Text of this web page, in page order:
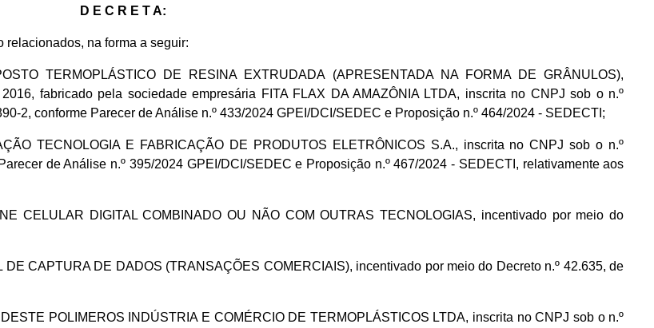
D E C R E T A:
na forma a seguir:
TERMOPLÁSTICO DE RESINA EXTRUDADA (APRESENTADA NA FORMA DE GRÂNULOS),
fabricado pela sociedade empresária FITA FLAX DA AMAZÔNIA LTDA, inscrita no CNPJ sob o n.º
2, conforme Parecer de Análise n.º 433/2024 GPEI/DCI/SEDEC e Proposição n.º 464/2024 - SEDECTI;
TECNOLOGIA E FABRICAÇÃO DE PRODUTOS ELETRÔNICOS S.A., inscrita no CNPJ sob o n.º
de Análise n.º 395/2024 GPEI/DCI/SEDEC e Proposição n.º 467/2024 - SEDECTI, relativamente aos
CELULAR DIGITAL COMBINADO OU NÃO COM OUTRAS TECNOLOGIAS, incentivado por meio do
CAPTURA DE DADOS (TRANSAÇÕES COMERCIAIS), incentivado por meio do Decreto n.º 42.635, de
POLIMEROS INDÚSTRIA E COMÉRCIO DE TERMOPLÁSTICOS LTDA, inscrita no CNPJ sob o n.º